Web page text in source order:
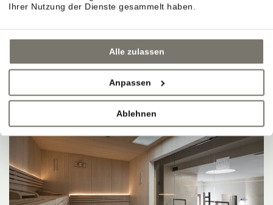
Ihrer Nutzung der Dienste gesammelt haben.
Alle zulassen
Anpassen
Ablehnen